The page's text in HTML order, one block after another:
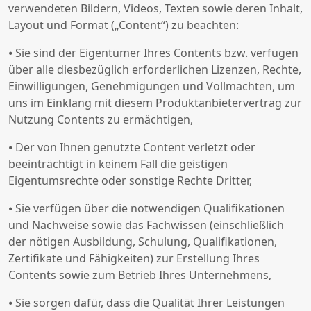
verwendeten Bildern, Videos, Texten sowie deren Inhalt,
Layout und Format („Content“) zu beachten:
⦁ Sie sind der Eigentümer Ihres Contents bzw. verfügen
über alle diesbezüglich erforderlichen Lizenzen, Rechte,
Einwilligungen, Genehmigungen und Vollmachten, um
uns im Einklang mit diesem Produktanbietervertrag zur
Nutzung Contents zu ermächtigen,
⦁ Der von Ihnen genutzte Content verletzt oder
beeinträchtigt in keinem Fall die geistigen
Eigentumsrechte oder sonstige Rechte Dritter,
⦁ Sie verfügen über die notwendigen Qualifikationen
und Nachweise sowie das Fachwissen (einschließlich
der nötigen Ausbildung, Schulung, Qualifikationen,
Zertifikate und Fähigkeiten) zur Erstellung Ihres
Contents sowie zum Betrieb Ihres Unternehmens,
⦁ Sie sorgen dafür, dass die Qualität Ihrer Leistungen